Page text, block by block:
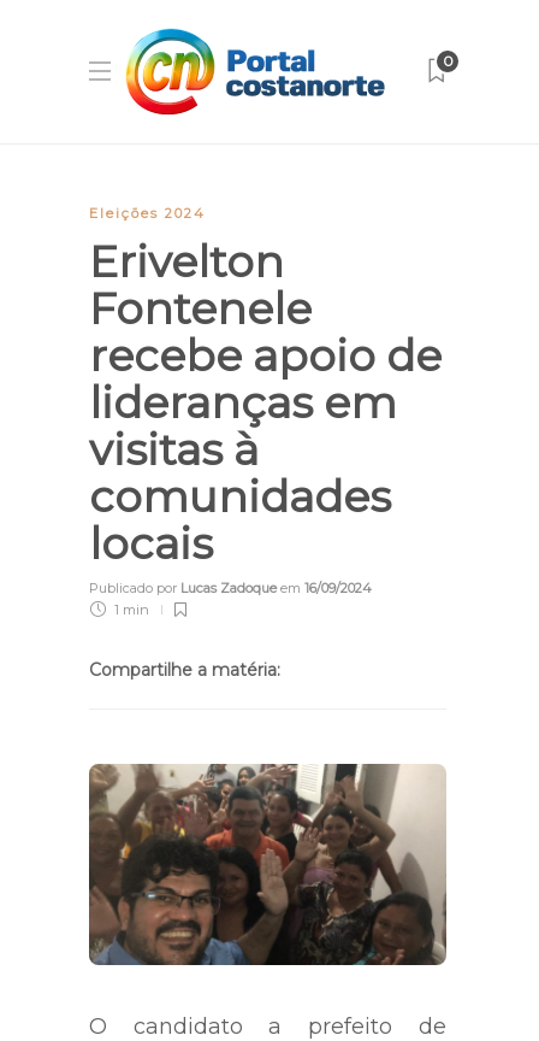
0
Eleições 2024
Erivelton
Fontenele
recebe apoio de
lideranças em
visitas à
comunidades
locais
Publicado por Lucas Zadoqueem 16/09/2024
1 min
Compartilhe a matéria:
O candidato a prefeito de